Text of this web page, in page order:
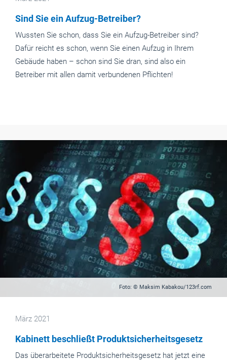
Sind Sie ein Aufzug-Betreiber?
Wussten Sie schon, dass Sie ein Aufzug-Betreiber sind?
Dafür reicht es schon, wenn Sie einen Aufzug in Ihrem
Gebäude haben – schon sind Sie dran, sind also ein
Betreiber mit allen damit verbundenen Pflichten!
Foto: © Maksim Kabakou/123rf.com
März 2021
Kabinett beschließt Produktsicherheitsgesetz
Das überarbeitete Produktsicherheitsgesetz hat jetzt eine